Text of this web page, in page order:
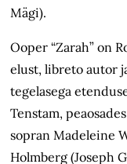
Mägi).
Ooper “Zarah” on
elust, libreto autor
tegelasega
Tenstam,
sopran Madeleine
Holmberg (Joseph